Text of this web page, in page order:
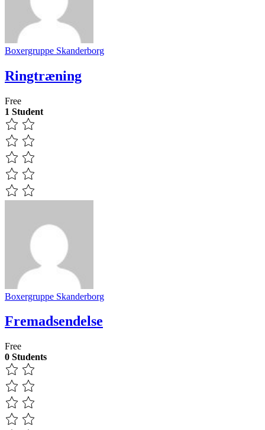
Boxergruppe Skanderborg
Ringtræning
Free
1 Student
Boxergruppe Skanderborg
Fremadsendelse
Free
0 Students